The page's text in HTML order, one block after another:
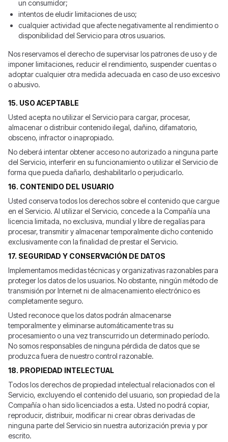
un consumidor;
intentos de eludir limitaciones de uso;
cualquier actividad que afecte negativamente al rendimiento o
disponibilidad del Servicio para otros usuarios.
Nos reservamos el derecho de supervisar los patrones de uso y de
imponer limitaciones, reducir el rendimiento, suspender cuentas o
adoptar cualquier otra medida adecuada en caso de uso excesivo
o abusivo.
15. USO ACEPTABLE
Usted acepta no utilizar el Servicio para cargar, procesar,
almacenar o distribuir contenido ilegal, dañino, difamatorio,
obsceno, infractor o inapropiado.
No deberá intentar obtener acceso no autorizado a ninguna parte
del Servicio, interferir en su funcionamiento o utilizar el Servicio de
forma que pueda dañarlo, deshabilitarlo o perjudicarlo.
16. CONTENIDO DEL USUARIO
Usted conserva todos los derechos sobre el contenido que cargue
en el Servicio. Al utilizar el Servicio, concede a la Compañía una
licencia limitada, no exclusiva, mundial y libre de regalías para
procesar, transmitir y almacenar temporalmente dicho contenido
exclusivamente con la finalidad de prestar el Servicio.
17. SEGURIDAD Y CONSERVACIÓN DE DATOS
Implementamos medidas técnicas y organizativas razonables para
proteger los datos de los usuarios. No obstante, ningún método de
transmisión por Internet ni de almacenamiento electrónico es
completamente seguro.
Usted reconoce que los datos podrán almacenarse
temporalmente y eliminarse automáticamente tras su
procesamiento o una vez transcurrido un determinado período.
No somos responsables de ninguna pérdida de datos que se
produzca fuera de nuestro control razonable.
18. PROPIEDAD INTELECTUAL
Todos los derechos de propiedad intelectual relacionados con el
Servicio, excluyendo el contenido del usuario, son propiedad de la
Compañía o han sido licenciados a esta. Usted no podrá copiar,
reproducir, distribuir, modificar ni crear obras derivadas de
ninguna parte del Servicio sin nuestra autorización previa y por
escrito.